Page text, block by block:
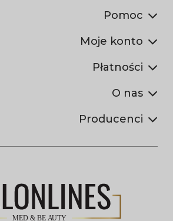
Pomoc
Moje konto
Płatności
O nas
Producenci